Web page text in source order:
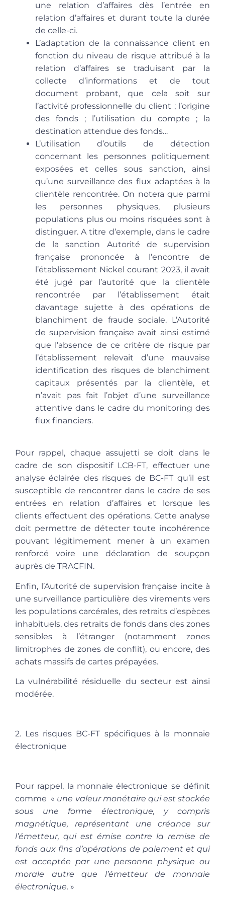
une relation d’affaires dès l’entrée en
relation d’affaires et durant toute la durée
de celle-ci.
L’adaptation de la connaissance client en
fonction du niveau de risque attribué à la
relation d’affaires se traduisant par la
collecte d’informations et de tout
document probant, que cela soit sur
l’activité professionnelle du client ; l’origine
des fonds ; l’utilisation du compte ; la
destination attendue des fonds…
L’utilisation d’outils de détection
concernant les personnes politiquement
exposées et celles sous sanction, ainsi
qu’une surveillance des flux adaptées à la
clientèle rencontrée. On notera que parmi
les personnes physiques, plusieurs
populations plus ou moins risquées sont à
distinguer. A titre d’exemple, dans le cadre
de la sanction Autorité de supervision
française prononcée à l’encontre de
l’établissement Nickel courant 2023, il avait
été jugé par l’autorité que la clientèle
rencontrée par l’établissement était
davantage sujette à des opérations de
blanchiment de fraude sociale. L’Autorité
de supervision française avait ainsi estimé
que l’absence de ce critère de risque par
l’établissement relevait d’une mauvaise
identification des risques de blanchiment
capitaux présentés par la clientèle, et
n’avait pas fait l’objet d’une surveillance
attentive dans le cadre du monitoring des
flux financiers.
Pour rappel, chaque assujetti se doit dans le
cadre de son dispositif LCB-FT, effectuer une
analyse éclairée des risques de BC-FT qu’il est
susceptible de rencontrer dans le cadre de ses
entrées en relation d’affaires et lorsque les
clients effectuent des opérations. Cette analyse
doit permettre de détecter toute incohérence
pouvant légitimement mener à un examen
renforcé voire une déclaration de soupçon
auprès de TRACFIN.
Enfin, l’Autorité de supervision française incite à
une surveillance particulière des virements vers
les populations carcérales, des retraits d’espèces
inhabituels, des retraits de fonds dans des zones
sensibles à l’étranger (notamment zones
limitrophes de zones de conflit), ou encore, des
achats massifs de cartes prépayées.
La vulnérabilité résiduelle du secteur est ainsi
modérée.
2. Les risques BC-FT spécifiques à la monnaie
électronique
Pour rappel, la monnaie électronique se définit
comme « une valeur monétaire qui est stockée
sous une forme électronique, y compris
magnétique, représentant une créance sur
l’émetteur, qui est émise contre la remise de
fonds aux fins d’opérations de paiement et qui
est acceptée par une personne physique ou
morale autre que l’émetteur de monnaie
électronique. »